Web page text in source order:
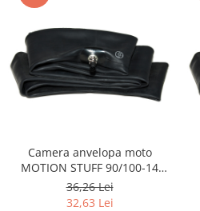
Camera anvelopa moto
MOTION STUFF 90/100-14
cauciuc butil (1.1mm)
36,26 Lei
32,63 Lei